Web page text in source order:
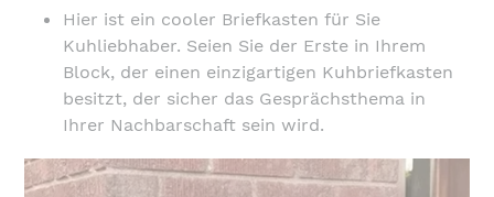
Hier ist ein cooler Briefkasten für Sie
Kuhliebhaber. Seien Sie der Erste in Ihrem
Block, der einen einzigartigen Kuhbriefkasten
besitzt, der sicher das Gesprächsthema in
Ihrer Nachbarschaft sein wird.